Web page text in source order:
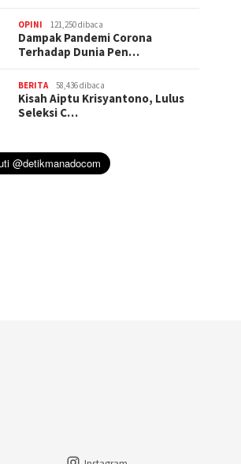
OPINI 121,250 dibaca
Dampak Pandemi Corona
Terhadap Dunia Pen…
BERITA 58,436 dibaca
Kisah Aiptu Krisyantono, Lulus
Seleksi C…